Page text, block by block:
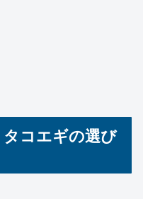
コエギの選び